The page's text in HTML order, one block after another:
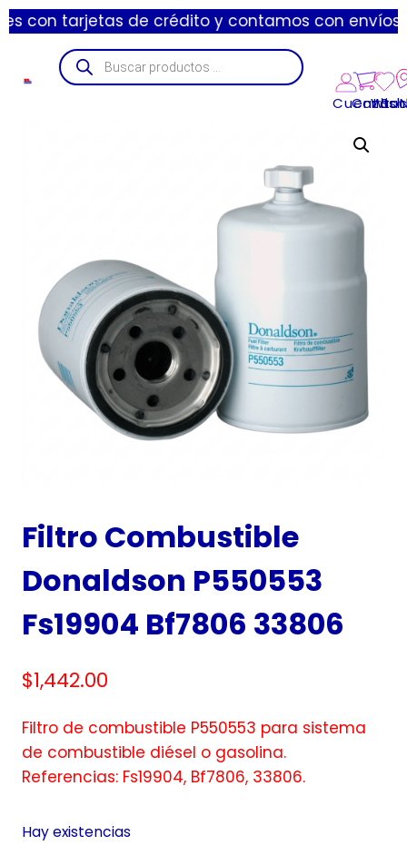
de crédito y contamos con envíos express
Cuenta
Carrito
Filtro Combustible
Donaldson P550553
Fs19904 Bf7806 33806
$1,442.00
Filtro de combustible P550553 para sistema
de combustible diésel o gasolina.
Referencias: Fs19904, Bf7806, 33806.
Hay existencias